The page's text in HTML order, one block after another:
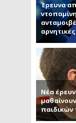
Έρευνα
Νέα
παιδικών